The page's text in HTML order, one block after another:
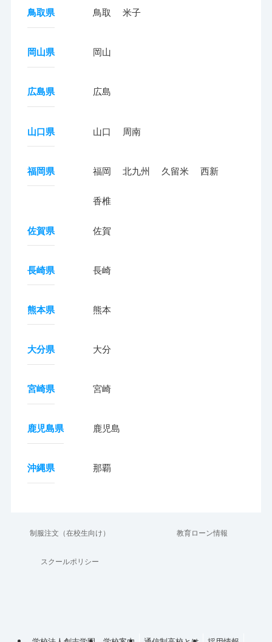
鳥取県 鳥取 米子
岡山県 岡山
広島県 広島
山口県 山口 周南
福岡県 福岡 北九州 久留米 西新
香椎
佐賀県 佐賀
長崎県 長崎
熊本県 熊本
大分県 大分
宮崎県 宮崎
鹿児島県 鹿児島
沖縄県 那覇
制服注文（在校生向け） 教育ローン情報
スクールポリシー